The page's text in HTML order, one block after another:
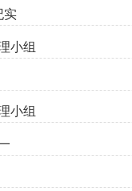
实
小组
小组